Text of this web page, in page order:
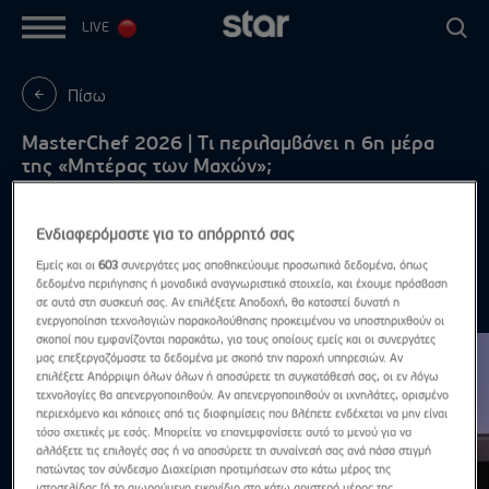
LIVE
Πίσω
MasterChef 2026 | Τι περιλαμβάνει η 6η μέρα
της «Μητέρας των Μαχών»;
Δοκιμασίες Δες τα όλα
Ενδιαφερόμαστε για το απόρρητό σας
Εμείς και οι603 συνεργάτες μας αποθηκεύουμε προσωπικά δεδομένα, όπως
δεδομένα περιήγησης ή μοναδικά αναγνωριστικά στοιχεία, και έχουμε πρόσβαση
σε αυτά στη συσκευή σας. Αν επιλέξετε Αποδοχή, θα καταστεί δυνατή η
ενεργοποίηση τεχνολογιών παρακολούθησης προκειμένου να υποστηριχθούν οι
σκοποί που εμφανίζονται παρακάτω, για τους οποίους εμείς και οι συνεργάτες
μας επεξεργαζόμαστε τα δεδομένα με σκοπό την παροχή υπηρεσιών. Αν
επιλέξετε Απόρριψη όλων όλων ή αποσύρετε τη συγκατάθεσή σας, οι εν λόγω
τεχνολογίες θα απενεργοποιηθούν. Αν απενεργοποιηθούν οι ιχνηλάτες, ορισμένο
περιεχόμενο και κάποιες από τις διαφημίσεις που βλέπετε ενδέχεται να μην είναι
τόσο σχετικές με εσάς. Μπορείτε να επανεμφανίσετε αυτό το μενού για να
αλλάξετε τις επιλογές σας ή να αποσύρετε τη συναίνεσή σας ανά πάσα στιγμή
πατώντας τον σύνδεσμο Διαχείριση προτιμήσεων στο κάτω μέρος της